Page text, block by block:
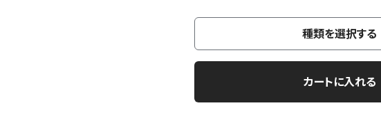
種類を選択する
カートに入れる